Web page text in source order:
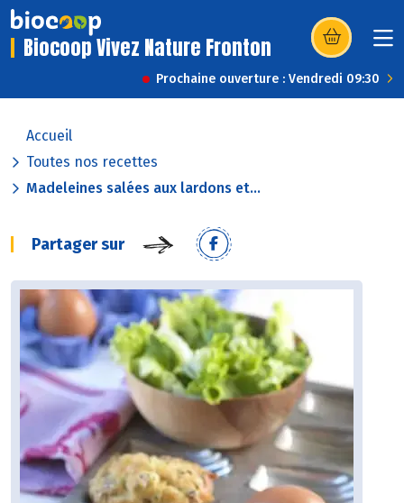
Biocoop Vivez Nature Fronton (s’ouvre dans
Prochaine ouverture : Vendredi 09:30
Accueil
Toutes nos recettes
Madeleines salées aux lardons et...
Partager sur